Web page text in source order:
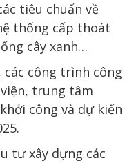
tiêu chuẩn về
thống cấp thoát
cây xanh…
các công trình công
trung tâm
công và dự kiến
tư xây dựng các